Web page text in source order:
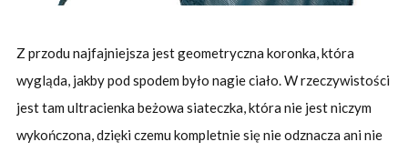
Z przodu najfajniejsza jest geometryczna koronka, która
wygląda, jakby pod spodem było nagie ciało. W rzeczywistości
jest tam ultracienka beżowa siateczka, która nie jest niczym
wykończona, dzięki czemu kompletnie się nie odznacza ani nie